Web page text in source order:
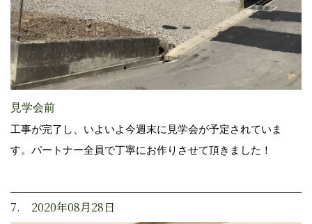
見学会前
工事が完了し、いよいよ今週末に見学会が予定されていま
す。パートナー全員で丁寧にお作りさせて頂きました！
7. 2020年08月28日